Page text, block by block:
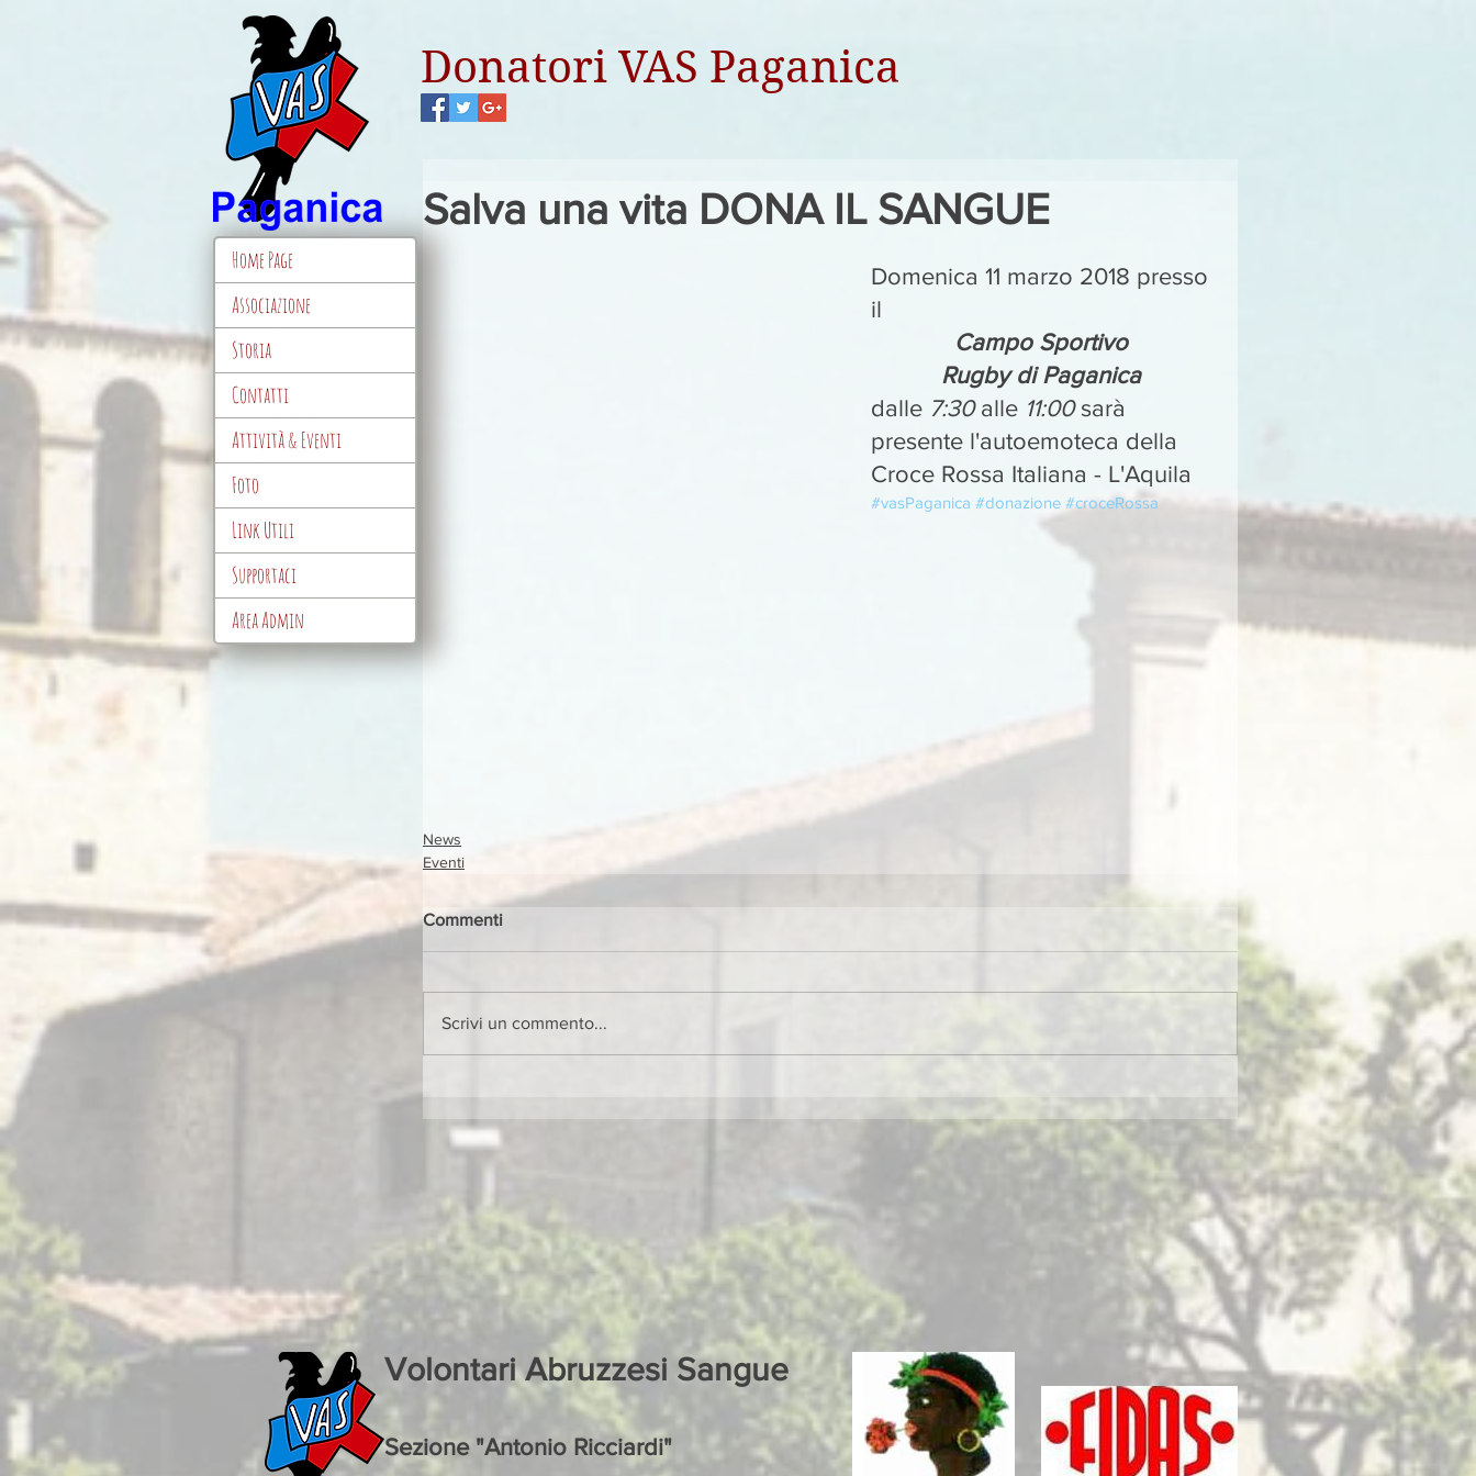
Donatori VAS Paganica
Salva una vita DONA IL SANGUE
Domenica 11 marzo 2018 presso
il
Campo Sportivo
Rugby di Paganica
dalle 7:30 alle 11:00 sarà
presente l'autoemoteca della
Croce Rossa Italiana - L'Aquila
#vasPaganica #donazione #croceRossa
News
Eventi
Commenti
Scrivi un commento...
Home Page
Associazione
Storia
Contatti
Attività & Eventi
Foto
Link Utili
Supportaci
Area Admin
Volontari Abruzzesi Sangue
Sezione "Antonio Ricciardi"